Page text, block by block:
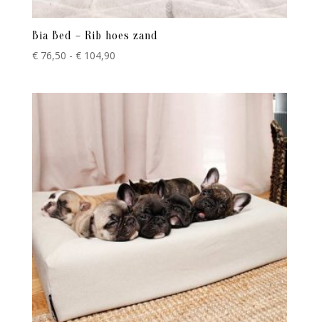
Bia Bed – Rib hoes zand
€76,50 - €104,90Prijsklasse: